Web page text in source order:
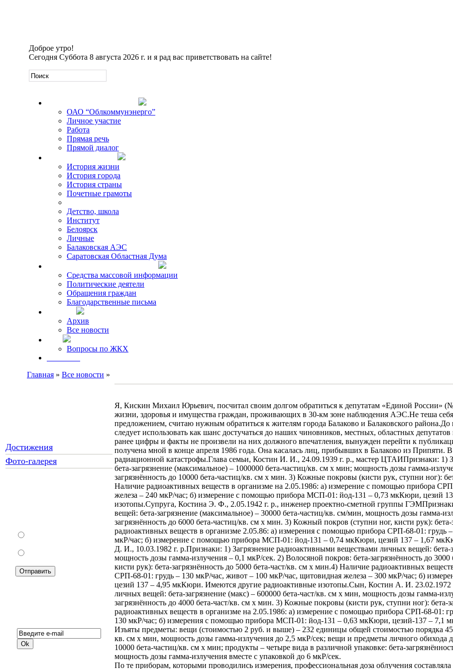
Доброе утро!
Сегодня Суббота 8 августа 2026 г. и я рад вас приветствовать на сайте!
ОАО “Облкоммунэнерго”
Личное участие
Работа
Прямая речь
Прямой диалог
История жизни
История города
История страны
Почетные грамоты
Детство, школа
Институт
Белоярск
Личные
Балаковская АЭС
Саратовская Областная Дума
Средства массовой информации
Политические деятели
Обращения граждан
Благодарственные письма
Архив
Все новости
Вопросы по ЖКХ
Главная » Все новости »
Достижения
Фото-галерея
Я, Кискин Михаил Юрьевич, посчитал своим долгом обратиться к депутатам «Единой России»
жизни, здоровья и имущества граждан, проживающих в 30-км зоне наблюдения АЭС.Не теша
предложением, считаю нужным обратиться к жителям города Балаково и Балаковского
следует использовать как шанс достучаться до наших чиновников, местных, областных
ранее цифры и факты не произвели на них должного впечатления, вынужден перейти к
получена мной в конце апреля 1986 года. Она касалась лиц, прибывших в Балаково из Припяти.
радиационной катастрофы.Глава семьи, Костин И. И., 24.09.1939 г. р., мастер ЦТАИПризнаки: 1)
бета-загрязнение (максимальное) – 1000000 бета-частиц/кв. см х мин; мощность дозы гамма-
загрязнённость до 10000 бета-частиц/кв. см х мин. 3) Кожные покровы (кисти рук, ступни ног):
Наличие радиоактивных веществ в организме на 2.05.1986: а) измерение с помощью прибора
железа – 240 мкР/час; б) измерение с помощью прибора МСП-01: йод-131 – 0,73 мкКюри, цезий
изотопы.Супруга, Костина Э. Ф., 2.05.1942 г. р., инженер проектно-сметной группы
вещей: бета-загрязнение (максимальное) – 30000 бета-частиц/кв. см/мин, мощность дозы гамма-
загрязнённость до 6000 бета-частиц/кв. см х мин. 3) Кожный покров (ступни ног, кисти рук):
радиоактивных веществ в организме 2.05.86: а) измерения с помощью прибора СРП-68-01: грудь
мкР/час; б) измерение с помощью прибора МСП-01: йод-131 – 0,74 мкКюри, цезий 137 – 1,67
Д. И., 10.03.1982 г. р.Признаки: 1) Загрязнение радиоактивными веществами личных вещей: бета-
мощность дозы гамма-излучения – 0,1 мкР/сек. 2) Волосяной покров: бета-загрязнённость до
кисти рук): бета-загрязнённость до 5000 бета-част/кв. см х мин.4) Наличие радиоактивных
СРП-68-01: грудь – 130 мкР/час, живот – 100 мкР/час, щитовидная железа – 300 мкР/час; б)
цезий 137 – 4,95 мкКюри. Имеются другие радиоактивные изотопы.Сын, Костин А. И. 23.02.1972
личных вещей: бета-загрязнение (макс) – 600000 бета-част/кв. см х мин, мощность дозы гамма-
загрязнённость до 4000 бета-част/кв. см х мин. 3) Кожные покровы (кисти рук, ступни ног): бета-
радиоактивных веществ в организме на 2.05.1986: а) измерение с помощью прибора СРП-68-01:
130 мкР/час; б) измерения с помощью прибора МСП-01: йод-131 – 0,63 мкКюри, цезий-137 – 7,1
Изъяты предметы: вещи (стоимостью 2 руб. и выше) – 232 единицы общей стоимостью порядка
кв. см х мин, мощность дозы гамма-излучения до 2,5 мкР/сек; вещи и предметы личного обихода
10000 бета-частиц/кв. см х мин; продукты – четыре вида в различной упаковке: бета-
мощность дозы гамма-излучения вместе с упаковкой до 6 мкР/сек.
По те приборам, которыми проводились измерения, профессиональная доза облучения